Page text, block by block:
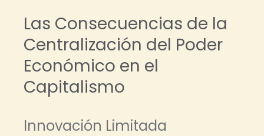
Las Consecuencias de la
Centralización del Poder
Económico en el
Capitalismo
Innovación Limitada